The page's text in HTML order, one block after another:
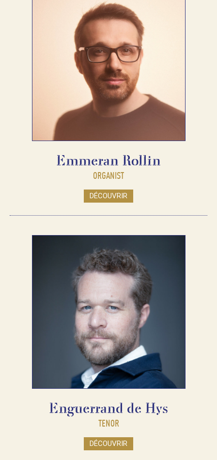
Emmeran Rollin
ORGANIST
DÉCOUVRIR
Enguerrand de Hys
TENOR
DÉCOUVRIR